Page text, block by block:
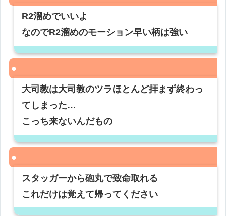
R2溜めでいいよ
なのでR2溜めのモーション早い柄は強い
大司教は大司教のツラほとんど拝まず終わっ
てしまった…
こっち来ないんだもの
スタッガーから砲丸で致命取れる
これだけは覚えて帰ってください